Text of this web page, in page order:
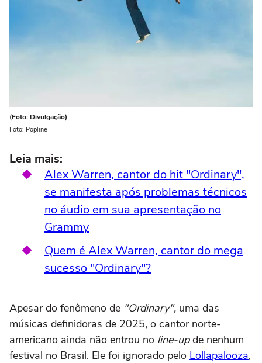
(Foto: Divulgação)
Foto: Popline
Leia mais:
Alex Warren, cantor do hit "Ordinary",
se manifesta após problemas técnicos
no áudio em sua apresentação no
Grammy
Quem é Alex Warren, cantor do mega
sucesso "Ordinary"?
Apesar do fenômeno de "Ordinary", uma das
músicas definidoras de 2025, o cantor norte-
americano ainda não entrou no line-upde nenhum
festival no Brasil. Ele foi ignorado pelo Lollapalooza,